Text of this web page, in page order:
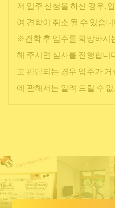
저 입주 신청을 하신 경우,
여 견학이 취소 될 수 있습
※견학 후 입주를 희망하시
해 주시면 심사를 진행합니
고 판단되는 경우 입주가
에 관해서는 알려 드릴 수